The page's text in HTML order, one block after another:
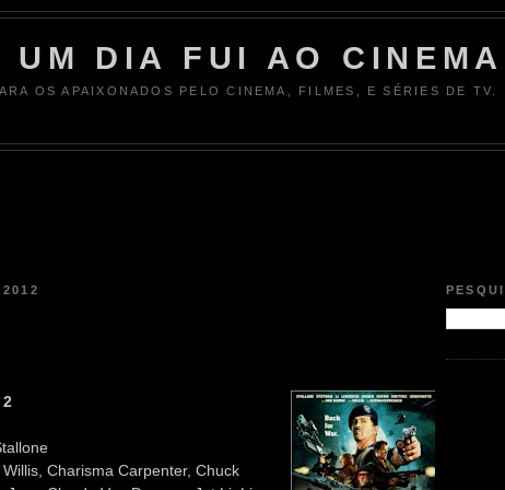
UM DIA FUI AO CINEMA
OS APAIXONADOS PELO CINEMA, FILMES, E SÉRIES DE TV.
2
Charisma Carpenter, Chuck